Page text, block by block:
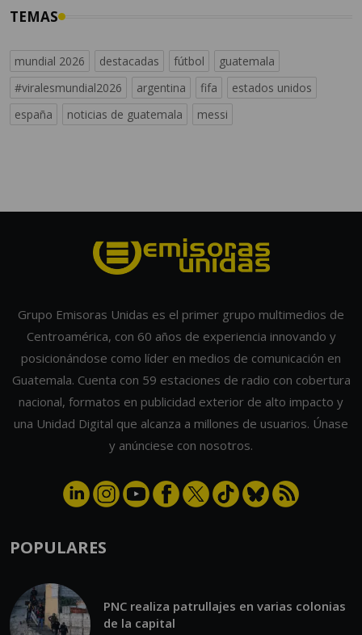
TEMAS
mundial 2026 destacadas fútbol
guatemala
#viralesmundial2026
argentina fifa
estados unidos
españa
noticias de guatemala messi
Grupo Emisoras Unidas es el primer grupo multimedios de
Centroamérica, con 60 años de experiencia innovando y
posicionándose como líder en medios de comunicación en
Guatemala. Cuenta con 59 estaciones de radio con cobertura
nacional, formatos en publicidad exterior de alto impacto y
una Unidad Digital que alcanza a millones de usuarios. Únase
y anúnciese con nosotros.
POPULARES
PNC realiza patrullajes en varias colonias
de la capital